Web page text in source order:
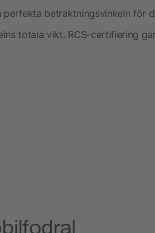
betraktningsvinkeln för
totala vikt. RCS-certifiering